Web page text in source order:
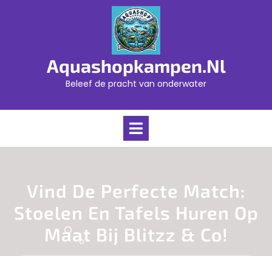
Aquashopkampen.nl
Beleef de pracht van onderwater
Open
Vind De Perfecte Match:
Stoelen En Tafels Huren Op
Maat Bij Blitzz & Co!